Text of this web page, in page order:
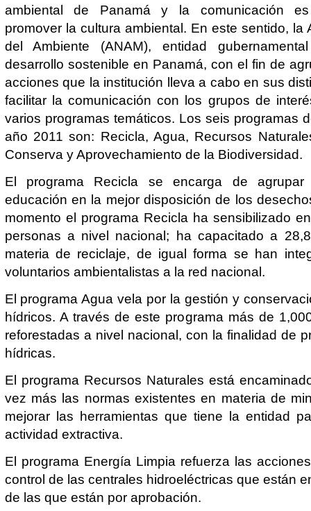
ambiental de Panamá y la comunicación
promover la cultura ambiental. En este sentido, la
del Ambiente (ANAM), entidad
desarrollo sostenible en Panamá, con el fin de
acciones que la institución lleva a cabo en sus
facilitar la comunicación con los grupos de
varios programas temáticos. Los seis programas
año 2011 son: Recicla, Agua, Recursos
Conserva y Aprovechamiento de la Biodiversidad.
El programa Recicla se encarga de
educación en la mejor disposición de los
momento el programa Recicla ha sensibilizado
personas a nivel nacional; ha capacitado a
materia de reciclaje, de igual forma se han
voluntarios ambientalistas a la red nacional.
El programa Agua vela por la gestión y
hídricos. A través de este programa más de
reforestadas a nivel nacional, con la finalidad de
hídricas.
El programa Recursos Naturales está
vez más las normas existentes en materia de
mejorar las herramientas que tiene la entidad
actividad extractiva.
El programa Energía Limpia refuerza las
control de las centrales hidroeléctricas que están
de las que están por aprobación.